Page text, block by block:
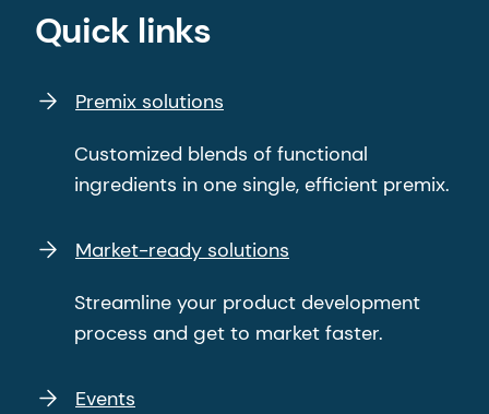
2022.
the Nutrition & Wellness Industry; Dezember
Quick links
Premix solutions
Customized blends of functional
ingredients in one single, efficient premix.
Market-ready solutions
Streamline your product development
process and get to market faster.
Events